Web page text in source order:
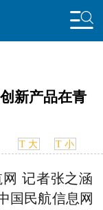
舆情
新产品在青
T 大 T 小
网 记者张之涵
国民航信息网